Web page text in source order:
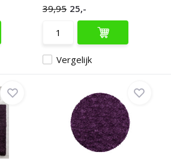
Vergelijk
39,95 25,-